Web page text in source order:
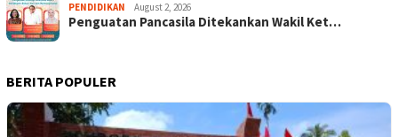
PENDIDIKAN August 2, 2026
Penguatan Pancasila Ditekankan Wakil Ket…
BERITA POPULER